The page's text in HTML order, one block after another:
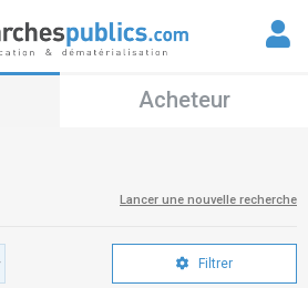
Acheteur
Lancer une nouvelle recherche
Filtrer